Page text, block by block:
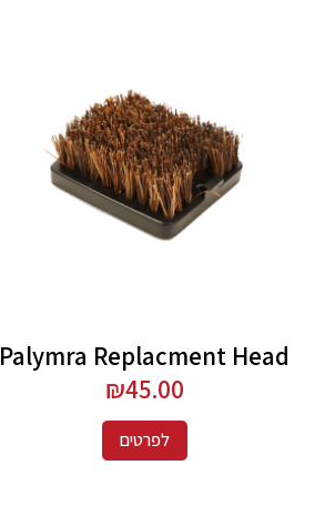
Palymra Replacment Head
₪45.00
לפרטים